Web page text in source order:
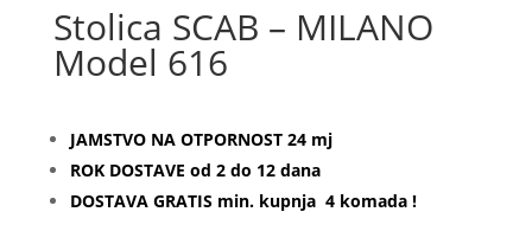
Stolica SCAB – MILANO
Model 616
JAMSTVO NA OTPORNOST 24 mj
ROK DOSTAVE od 2 do 12 dana
DOSTAVA GRATIS min. kupnja 4 komada !